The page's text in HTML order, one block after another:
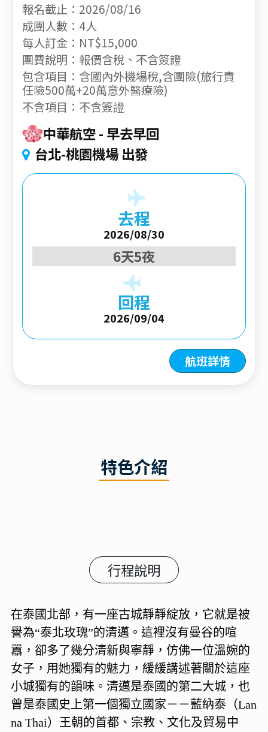
報名截止：2026/08/16
成團人數：4人
每人訂金：NT$15,000
團費說明：報價含稅、不含簽證
包含項目：含國內外機場稅,含團險(旅行責
任險500萬+20萬意外醫療險)
不含項目：不含簽證
中華航空 早去早回
台北-桃園機場 出發
去程
2026/08/30
6天5夜
回程
2026/09/04
航班詳情
特色介紹
行程說明
在泰國北部，有一座古城靜靜綻放，它就是被
譽為“泰北玫瑰”的清邁。這裡沒有曼谷的喧
囂，卻多了幾分清新與寧靜，仿佛一位溫婉的
女子，用她獨有的魅力，緩緩講述著關於這座
小城獨有的韻味。清邁是泰國的第二大城，也
曾是泰國史上第一個獨立國家－－藍納泰（Lan
na Thai）王朝的首都、宗教、文化及貿易中